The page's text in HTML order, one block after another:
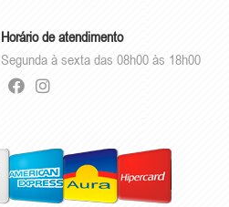
Horário de atendimento
Segunda à sexta das 08h00 às 18h00